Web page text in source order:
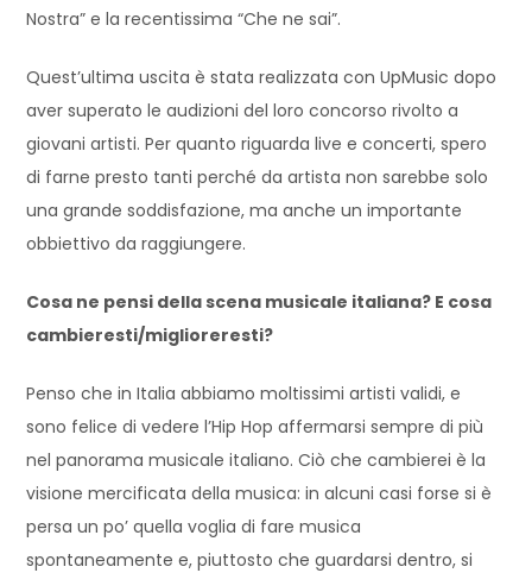
Nostra” e la recentissima “Che ne sai”.
Quest’ultima uscita è stata realizzata con UpMusic dopo
aver superato le audizioni del loro concorso rivolto a
giovani artisti. Per quanto riguarda live e concerti, spero
di farne presto tanti perché da artista non sarebbe solo
una grande soddisfazione, ma anche un importante
obbiettivo da raggiungere.
Cosa ne pensi della scena musicale italiana? E cosa
cambieresti/miglioreresti?
Penso che in Italia abbiamo moltissimi artisti validi, e
sono felice di vedere l’Hip Hop affermarsi sempre di più
nel panorama musicale italiano. Ciò che cambierei è la
visione mercificata della musica: in alcuni casi forse si è
persa un po’ quella voglia di fare musica
spontaneamente e, piuttosto che guardarsi dentro, si